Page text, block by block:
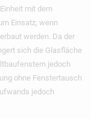
mit dem
Einsatz, wenn
werden. Da der
sich die Glasfläche
jedoch
ohne Fenstertausch
jedoch